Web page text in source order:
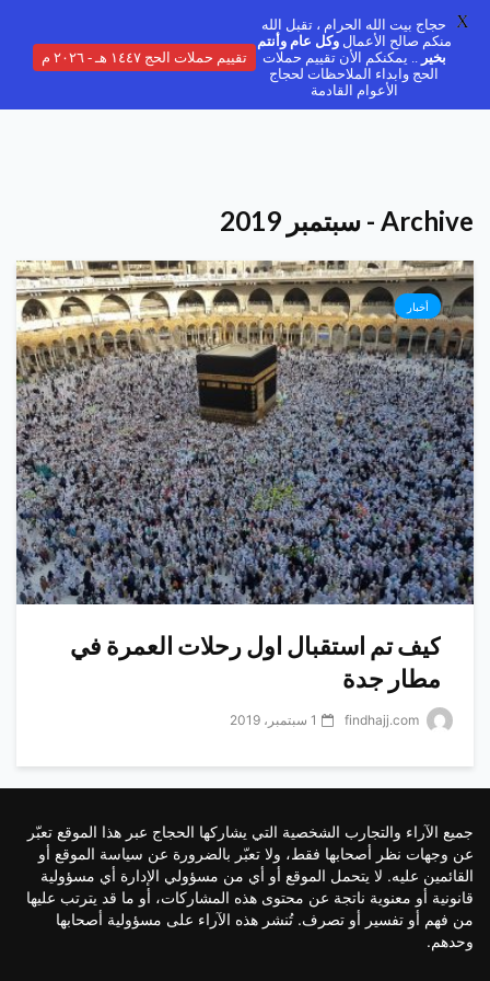
Archive - سبتمبر 2019
أخبار
كيف تم استقبال اول رحلات العمرة في
مطار جدة
1 سبتمبر، 2019
جميع الآراء والتجارب الشخصية التي يشاركها الحجاج عبر هذا الموقع تعبّر
عن وجهات نظر أصحابها فقط، ولا تعبّر بالضرورة عن سياسة الموقع أو
القائمين عليه. لا يتحمل الموقع أو أي من مسؤولي الإدارة أي مسؤولية
قانونية أو معنوية ناتجة عن محتوى هذه المشاركات، أو ما قد يترتب عليها
من فهم أو تفسير أو تصرف. تُنشر هذه الآراء على مسؤولية أصحابها
وحدهم.
حجاج بيت الله الحرام ، تقبل الله
منكم صالح الأعمالوكل عام وأنتم
بخير .. يمكنكم الأن تقييم حملات
الحج وابداء الملاحظات لحجاج
الأعوام القادمة
تقييم حملات الحج ١٤٤٧ هـ - ٢٠٢٦ م
X